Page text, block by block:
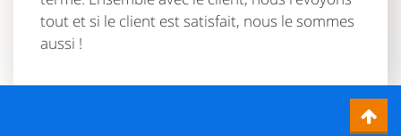
tout et si le client est satisfait, nous le sommes
aussi !